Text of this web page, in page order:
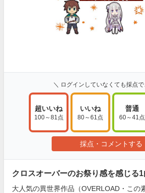
＼ ログインしていなくても採点で
超いいね
100～81点
いいね
80～61点
普通
60～41点
採点・コメントする
クロスオーバーのお祭り感を感じる1
大人気の異世界作品（OVERLOAD・この